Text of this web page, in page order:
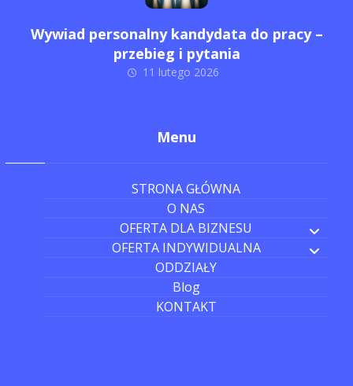
Wywiad personalny kandydata do pracy –
przebieg i pytania
11 lutego 2026
Menu
STRONA GŁÓWNA
O NAS
OFERTA DLA BIZNESU
OFERTA INDYWIDUALNA
ODDZIAŁY
Blog
KONTAKT